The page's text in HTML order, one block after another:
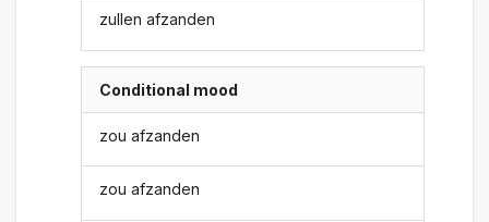
zullen afzanden
Conditional mood
zou afzanden
zou afzanden